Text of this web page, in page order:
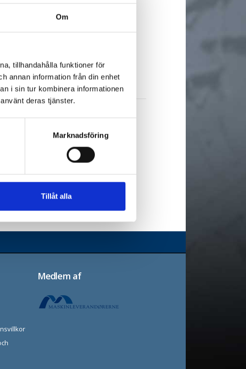
Om
tillhandahålla funktioner för
annan information från din enhet
i sin tur kombinera informationen
deras tjänster.
Marknadsföring
Tillåt alla
Medlem af